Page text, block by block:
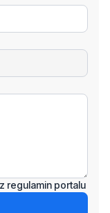
regulamin portalu